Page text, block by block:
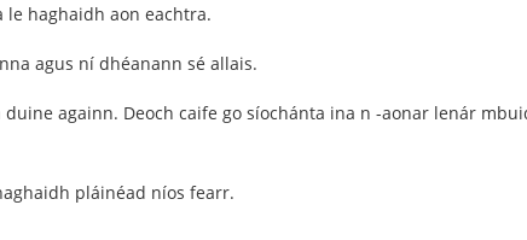
haghaidh aon eachtra.
agus ní dhéanann sé allais.
againn. Deoch caife go síochánta ina n -aonar lenár
pláinéad níos fearr.